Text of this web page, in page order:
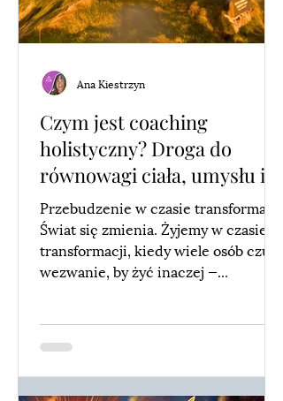
Czym jest coaching
holistyczny? Droga do
równowagi ciała, umysłu i
duszy
Przebudzenie w czasie transformacji
Świat się zmienia. Żyjemy w czasie
transformacji, kiedy wiele osób czuje
wezwanie, by żyć inaczej —...
Ana Kiestrzyn